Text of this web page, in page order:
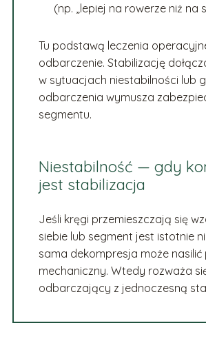
(np. „lepiej na rowerze niż na
Tu podstawą leczenia
odbarczenie. Stabilizację
w sytuacjach niestabilności lub
odbarczenia wymusza
segmentu.
Niestabilność — gdy
jest stabilizacja
Jeśli kręgi przemieszczają się
siebie lub segment jest istotnie
sama dekompresja może nasilić
mechaniczny. Wtedy rozważa
odbarczający z jednoczesną